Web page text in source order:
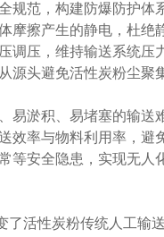
范，构建防爆防护体
摩擦产生的静电，杜
压，维持输送系统压
头避免活性炭粉尘聚
淤积、易堵塞的输送
效率与物料利用率，
等安全隐患，实现无
活性炭粉传统人工输